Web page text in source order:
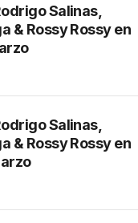
Salinas,
& Rossy Rossy en
Salinas,
& Rossy Rossy en